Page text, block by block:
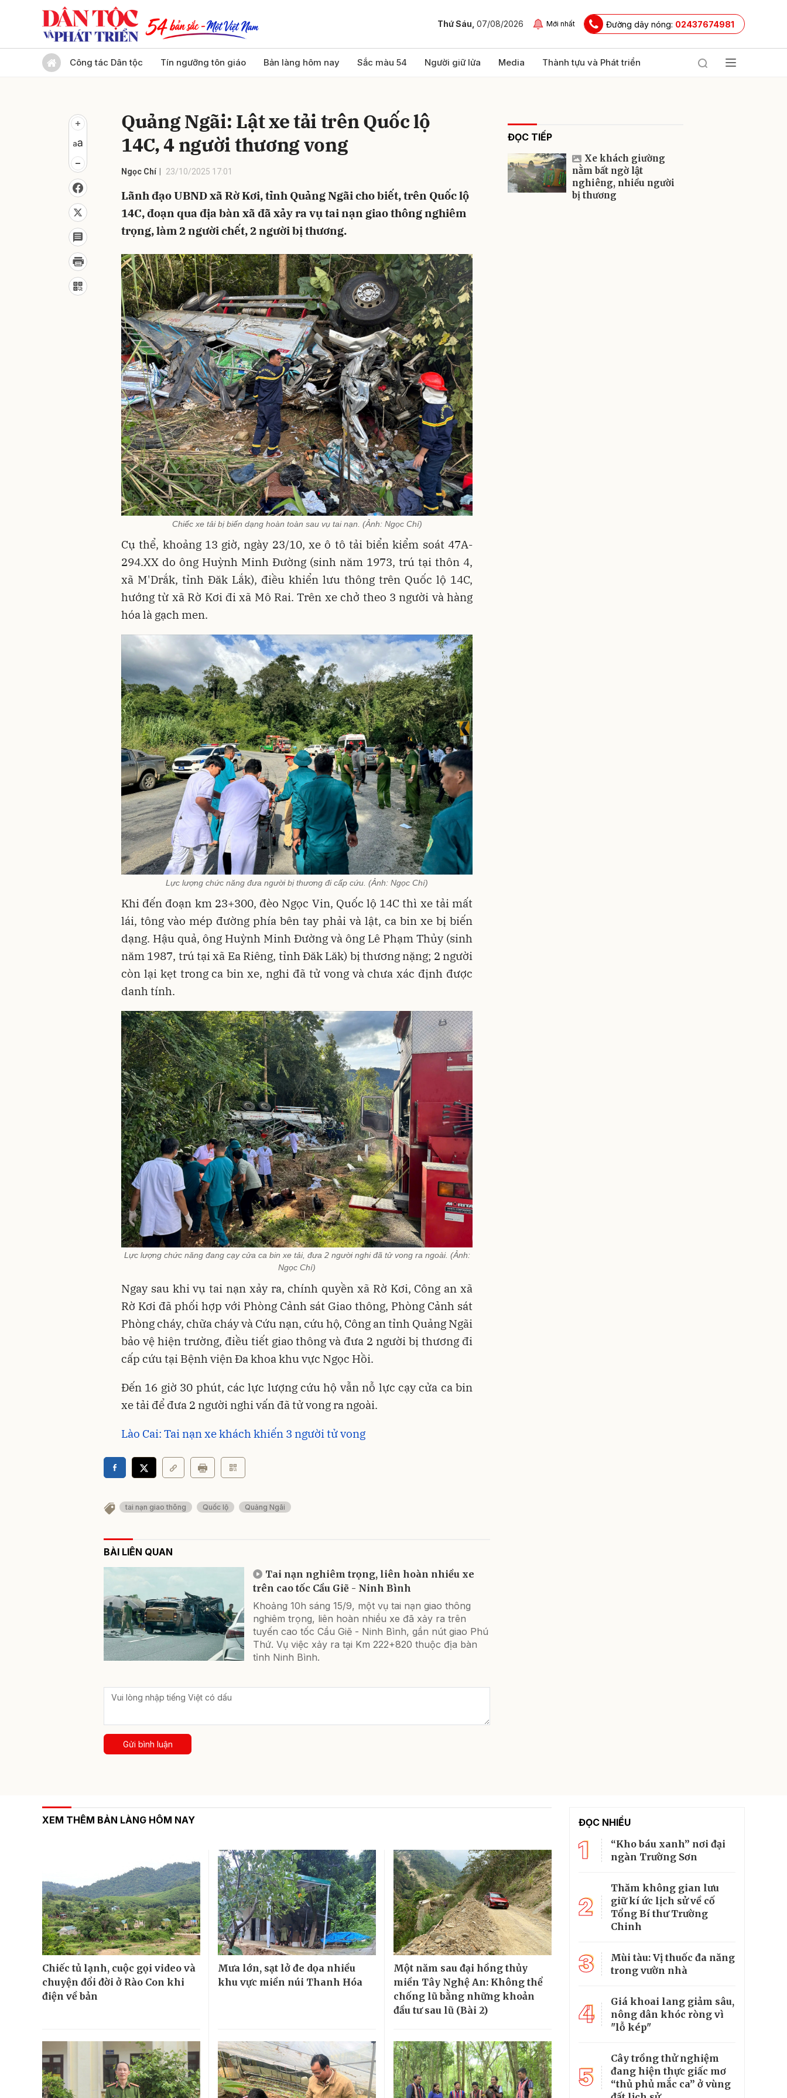
Thứ Sáu, 07/08/2026 Mới nhất Đường dây nóng: 02437674981
Công tác Dân tộc Tín ngưỡng tôn giáo Bản làng hôm nay Sắc màu 54 Người giữ lửa Media Thành tựu và Phát triển
Quảng Ngãi: Lật xe tải trên Quốc lộ
14C, 4 người thương vong
Ngọc Chí 23/10/2025 17:01
Lãnh đạo UBND xã Rờ Kơi, tỉnh Quảng Ngãi cho biết, trên Quốc lộ
14C, đoạn qua địa bàn xã đã xảy ra vụ tai nạn giao thông nghiêm
trọng, làm 2 người chết, 2 người bị thương.
Chiếc xe tải bị biến dạng hoàn toàn sau vụ tai nạn. (Ảnh: Ngọc Chí)
Cụ thể, khoảng 13 giờ, ngày 23/10, xe ô tô tải biển kiểm soát 47A-
294.XX do ông Huỳnh Minh Đường (sinh năm 1973, trú tại thôn 4,
xã M'Drắk, tỉnh Đăk Lắk), điều khiển lưu thông trên Quốc lộ 14C,
hướng từ xã Rờ Kơi đi xã Mô Rai. Trên xe chở theo 3 người và hàng
hóa là gạch men.
Lực lượng chức năng đưa người bị thương đi cấp cứu. (Ảnh: Ngọc Chí)
Khi đến đoạn km 23+300, đèo Ngọc Vin, Quốc lộ 14C thì xe tải mất
lái, tông vào mép đường phía bên tay phải và lật, ca bin xe bị biến
dạng. Hậu quả, ông Huỳnh Minh Đường và ông Lê Phạm Thủy (sinh
năm 1987, trú tại xã Ea Riêng, tỉnh Đăk Lăk) bị thương nặng; 2 người
còn lại kẹt trong ca bin xe, nghi đã tử vong và chưa xác định được
danh tính.
Lực lượng chức năng đang cạy cửa ca bin xe tải, đưa 2 người nghi đã tử vong ra ngoài. (Ảnh:
Ngọc Chí)
Ngay sau khi vụ tai nạn xảy ra, chính quyền xã Rờ Kơi, Công an xã
Rờ Kơi đã phối hợp với Phòng Cảnh sát Giao thông, Phòng Cảnh sát
Phòng cháy, chữa cháy và Cứu nạn, cứu hộ, Công an tỉnh Quảng Ngãi
bảo vệ hiện trường, điều tiết giao thông và đưa 2 người bị thương đi
cấp cứu tại Bệnh viện Đa khoa khu vực Ngọc Hồi.
Đến 16 giờ 30 phút, các lực lượng cứu hộ vẫn nỗ lực cạy cửa ca bin
xe tải để đưa 2 người nghi vấn đã tử vong ra ngoài.
Lào Cai: Tai nạn xe khách khiến 3 người tử vong
tai nạn giao thông Quốc lộ Quảng Ngãi
BÀI LIÊN QUAN
Tai nạn nghiêm trọng, liên hoàn nhiều xe
trên cao tốc Cầu Giẽ - Ninh Bình
Khoảng 10h sáng 15/9, một vụ tai nạn giao thông
nghiêm trọng, liên hoàn nhiều xe đã xảy ra trên
tuyến cao tốc Cầu Giẽ - Ninh Bình, gần nút giao Phú
Thứ. Vụ việc xảy ra tại Km 222+820 thuộc địa bàn
tỉnh Ninh Bình.
Gửi bình luận
ĐỌC TIẾP
Xe khách giường
nằm bất ngờ lật
nghiêng, nhiều người
bị thương
XEM THÊM BẢN LÀNG HÔM NAY
Chiếc tủ lạnh, cuộc gọi video và
chuyện đổi đời ở Rào Con khi
điện về bản
Mưa lớn, sạt lở đe dọa nhiều
khu vực miền núi Thanh Hóa
Một năm sau đại hồng thủy
miền Tây Nghệ An: Không thể
chống lũ bằng những khoản
đầu tư sau lũ (Bài 2)
ĐỌC NHIỀU
1
“Kho báu xanh” nơi đại
ngàn Trường Sơn
2
Thăm không gian lưu
giữ kí ức lịch sử về cố
Tổng Bí thư Trường
Chinh
3
Mùi tàu: Vị thuốc đa năng
trong vườn nhà
4
Giá khoai lang giảm sâu,
nông dân khóc ròng vì
"lỗ kép"
5
Cây trồng thử nghiệm
đang hiện thực giấc mơ
“thủ phủ mắc ca” ở vùng
Gửi bình luận
Hủy Gửi